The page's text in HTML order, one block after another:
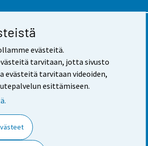
evästeitä.
tarvitaan, jotta sivusto
evästeitä tarvitaan videoiden,
esittämiseen.